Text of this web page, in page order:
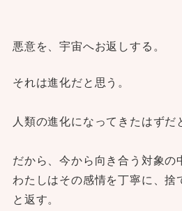
悪意を、宇宙へお返しする。
それは進化だと思う。
人類の進化になってきたはずだ
だから、今から向き合う対象の
わたしはその感情を丁寧に、捨
と返す。